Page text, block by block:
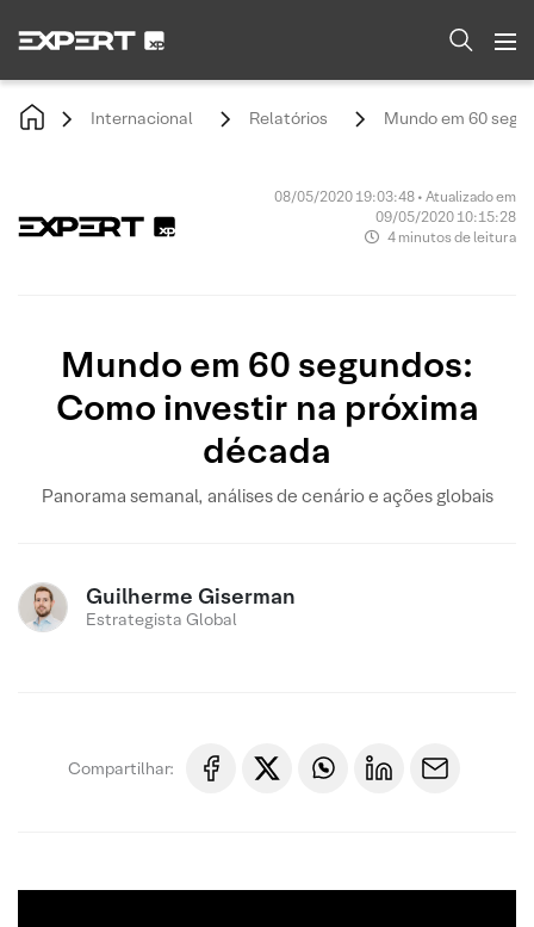
Internacional Relatórios Mundo em 60
08/05/2020 19:03:48 • Atualizado em
09/05/2020 10:15:28
4 minutos de leitura
Mundo em 60 segundos:
Como investir na próxima
década
Panorama semanal, análises de cenário e ações globais
Guilherme Giserman
Estrategista Global
Compartilhar: